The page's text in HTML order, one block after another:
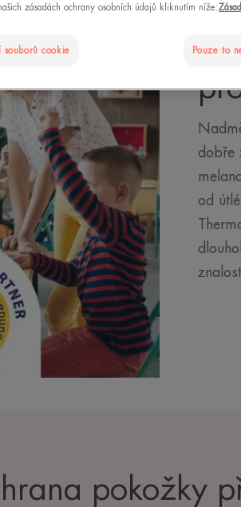
dobře
od
pokožky
zásadách ochrany osobních údajů kliknutím níže:
souborů cookie Pouze to